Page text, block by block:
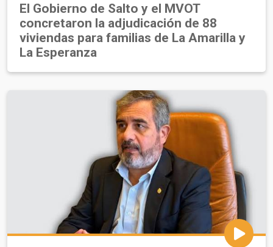
El Gobierno de Salto y el MVOT
concretaron la adjudicación de 88
viviendas para familias de La Amarilla y
La Esperanza